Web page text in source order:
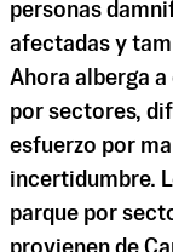
personas
afectadas y
Ahora alberga a
por sectores,
esfuerzo por
incertidumbre.
parque por